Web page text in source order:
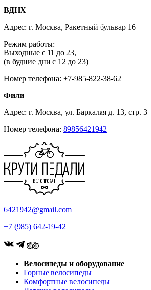
ВДНХ
Адрес: г. Москва, Ракетный бульвар 16
Режим работы:
Выходные с 11 до 23,
(в будние дни с 12 до 23)
Номер телефона: +7-985-822-38-62
Фили
Адрес: г. Москва, ул. Баркалая д. 13, стр. 3
Номер телефона: 89856421942
6421942@gmail.com
+7 (985) 642-19-42
Велосипеды и оборудование
Горные велосипеды
Комфортные велосипеды